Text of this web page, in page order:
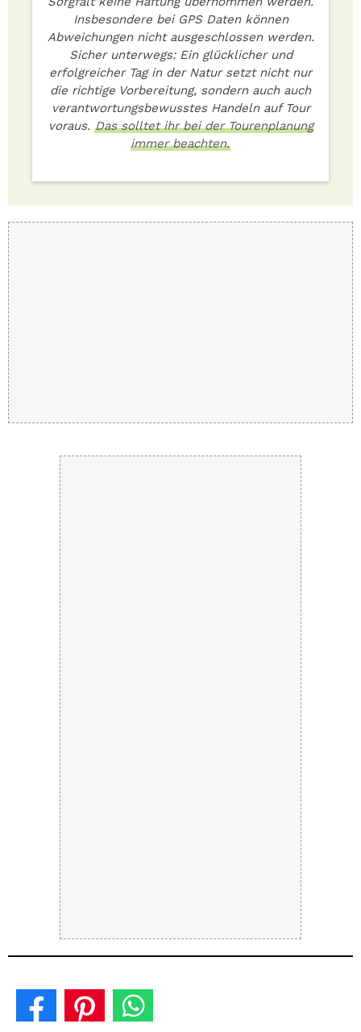
Insbesondere bei GPS Daten können
Abweichungen nicht ausgeschlossen werden.
Sicher unterwegs: Ein glücklicher und
erfolgreicher Tag in der Natur setzt nicht nur
die richtige Vorbereitung, sondern auch auch
verantwortungsbewusstes Handeln auf Tour
voraus. Das solltet ihr bei der Tourenplanung
immer beachten.